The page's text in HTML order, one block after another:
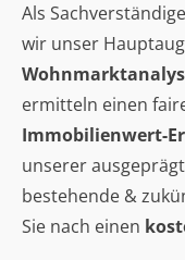
Als
wir unser
ermitteln einen
Immobilienwert-
unserer
bestehende &
Sie nach einen